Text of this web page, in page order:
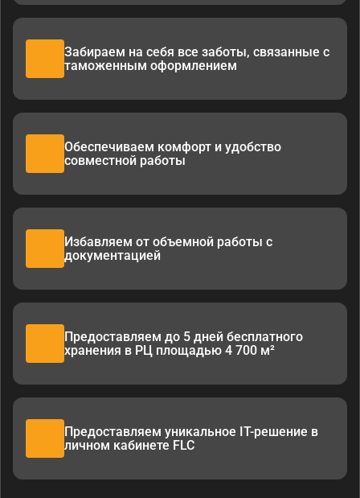
Забираем на себя все заботы, связанные с
таможенным оформлением
Обеспечиваем комфорт и удобство
совместной работы
Избавляем от объемной работы с
документацией
Предоставляем до 5 дней бесплатного
хранения в РЦ площадью 4 700 м²
Предоставляем уникальное IT-решение в
личном кабинете FLC